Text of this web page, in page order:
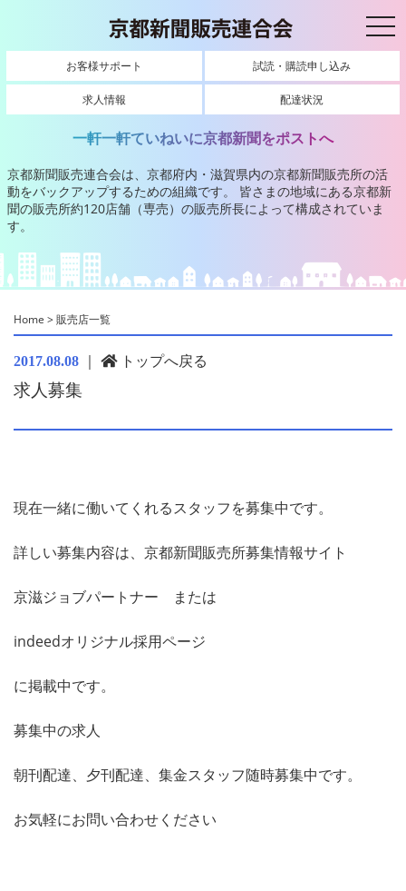
お客様サポート 試読・購読申し込み
求人情報 配達状況
一軒一軒ていねいに京都新聞をポストへ
京都新聞販売連合会は、京都府内・滋賀県内の京都新聞販売所の活
動をバックアップするための組織です。 皆さまの地域にある京都新
聞の販売所約120店舗（専売）の販売所長によって構成されていま
す。
Home >販売店一覧
2017.08.08 ｜ トップへ戻る
求人募集
現在一緒に働いてくれるスタッフを募集中です。
詳しい募集内容は、京都新聞販売所募集情報サイト
京滋ジョブパートナー または
indeedオリジナル採用ページ
に掲載中です。
募集中の求人
朝刊配達、夕刊配達、集金スタッフ随時募集中です。
お気軽にお問い合わせください